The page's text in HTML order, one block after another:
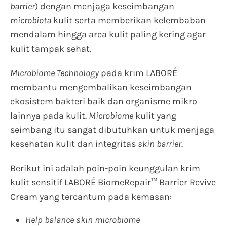
barrier) dengan menjaga keseimbangan
microbiota kulit serta memberikan kelembaban
mendalam hingga area kulit paling kering agar
kulit tampak sehat.
Microbiome Technology pada krim LABORÉ
membantu mengembalikan keseimbangan
ekosistem bakteri baik dan organisme mikro
lainnya pada kulit. Microbiome kulit yang
seimbang itu sangat dibutuhkan untuk menjaga
kesehatan kulit dan integritas skin barrier.
Berikut ini adalah poin-poin keunggulan krim
kulit sensitif LABORÉ BiomeRepair™ Barrier Revive
Cream yang tercantum pada kemasan:
Help balance skin microbiome